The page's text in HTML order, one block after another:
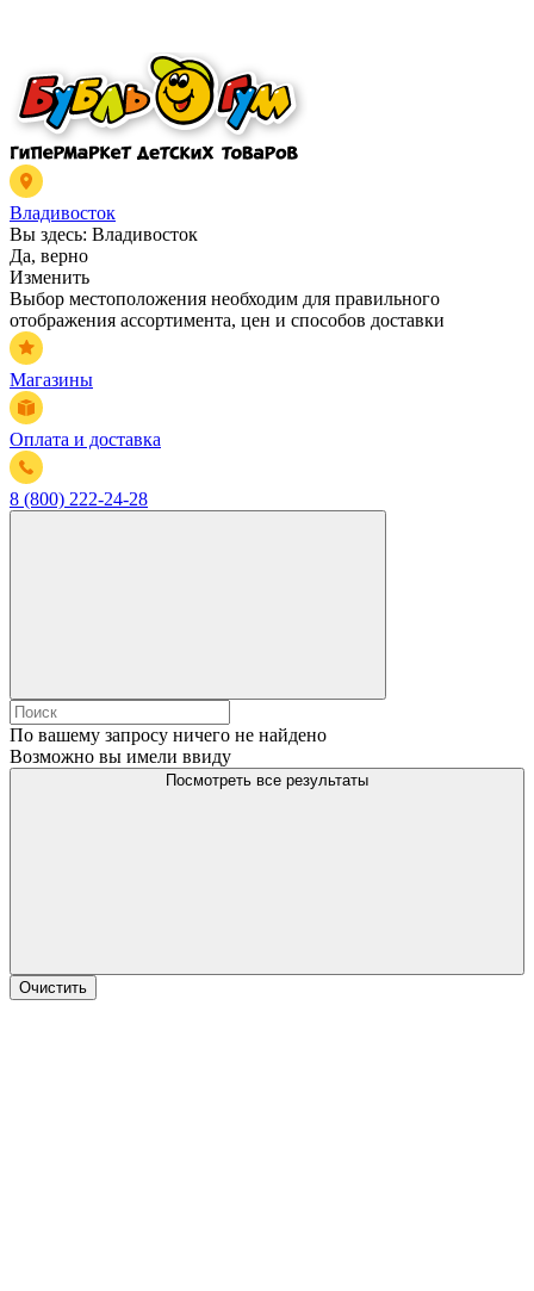
Владивосток
Вы здесь: Владивосток
Да, верно
Изменить
Выбор местоположения необходим для правильного
отображения ассортимента, цен и способов доставки
Магазины
Оплата и доставка
8 (800) 222-24-28
По вашему запросу ничего не найдено
Возможно вы имели ввиду
Посмотреть все результаты
Очистить